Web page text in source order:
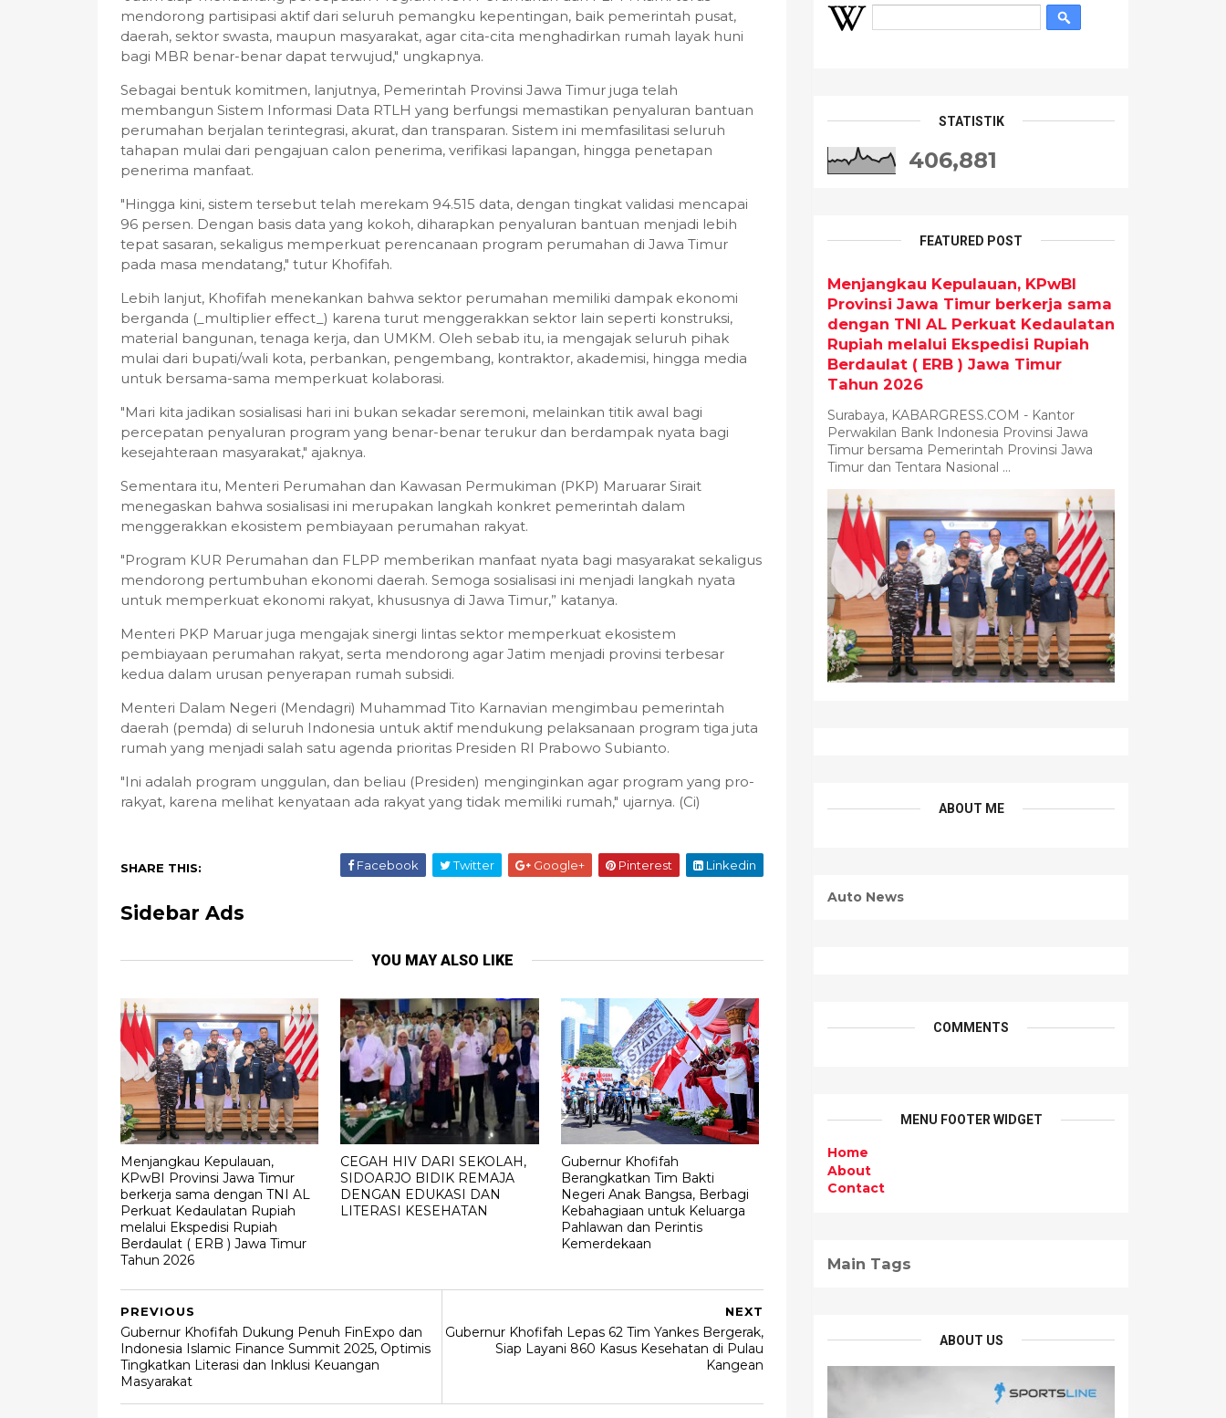
mendorong partisipasi aktif dari seluruh pemangku kepentingan, baik pemerintah pusat,
daerah, sektor swasta, maupun masyarakat, agar cita-cita menghadirkan rumah layak huni
bagi MBR benar-benar dapat terwujud," ungkapnya.
Sebagai bentuk komitmen, lanjutnya, Pemerintah Provinsi Jawa Timur juga telah
membangun Sistem Informasi Data RTLH yang berfungsi memastikan penyaluran bantuan
perumahan berjalan terintegrasi, akurat, dan transparan. Sistem ini memfasilitasi seluruh
tahapan mulai dari pengajuan calon penerima, verifikasi lapangan, hingga penetapan
penerima manfaat.
"Hingga kini, sistem tersebut telah merekam 94.515 data, dengan tingkat validasi mencapai
96 persen. Dengan basis data yang kokoh, diharapkan penyaluran bantuan menjadi lebih
tepat sasaran, sekaligus memperkuat perencanaan program perumahan di Jawa Timur
pada masa mendatang," tutur Khofifah.
Lebih lanjut, Khofifah menekankan bahwa sektor perumahan memiliki dampak ekonomi
berganda (_multiplier effect_) karena turut menggerakkan sektor lain seperti konstruksi,
material bangunan, tenaga kerja, dan UMKM. Oleh sebab itu, ia mengajak seluruh pihak
mulai dari bupati/wali kota, perbankan, pengembang, kontraktor, akademisi, hingga media
untuk bersama-sama memperkuat kolaborasi.
"Mari kita jadikan sosialisasi hari ini bukan sekadar seremoni, melainkan titik awal bagi
percepatan penyaluran program yang benar-benar terukur dan berdampak nyata bagi
kesejahteraan masyarakat," ajaknya.
Sementara itu, Menteri Perumahan dan Kawasan Permukiman (PKP) Maruarar Sirait
menegaskan bahwa sosialisasi ini merupakan langkah konkret pemerintah dalam
menggerakkan ekosistem pembiayaan perumahan rakyat.
"Program KUR Perumahan dan FLPP memberikan manfaat nyata bagi masyarakat sekaligus
mendorong pertumbuhan ekonomi daerah. Semoga sosialisasi ini menjadi langkah nyata
untuk memperkuat ekonomi rakyat, khususnya di Jawa Timur,” katanya.
Menteri PKP Maruar juga mengajak sinergi lintas sektor memperkuat ekosistem
pembiayaan perumahan rakyat, serta mendorong agar Jatim menjadi provinsi terbesar
kedua dalam urusan penyerapan rumah subsidi.
Menteri Dalam Negeri (Mendagri) Muhammad Tito Karnavian mengimbau pemerintah
daerah (pemda) di seluruh Indonesia untuk aktif mendukung pelaksanaan program tiga juta
rumah yang menjadi salah satu agenda prioritas Presiden RI Prabowo Subianto.
"Ini adalah program unggulan, dan beliau (Presiden) menginginkan agar program yang pro-
rakyat, karena melihat kenyataan ada rakyat yang tidak memiliki rumah," ujarnya. (Ci)
SHARE THIS: Facebook Twitter Google+ Pinterest Linkedin
Sidebar Ads
YOU MAY ALSO LIKE
Menjangkau Kepulauan,
KPwBI Provinsi Jawa Timur
berkerja sama dengan TNI AL
Perkuat Kedaulatan Rupiah
melalui Ekspedisi Rupiah
Berdaulat ( ERB ) Jawa Timur
Tahun 2026
CEGAH HIV DARI SEKOLAH,
SIDOARJO BIDIK REMAJA
DENGAN EDUKASI DAN
LITERASI KESEHATAN
Gubernur Khofifah
Berangkatkan Tim Bakti
Negeri Anak Bangsa, Berbagi
Kebahagiaan untuk Keluarga
Pahlawan dan Perintis
Kemerdekaan
NEXT
Gubernur Khofifah Lepas 62 Tim Yankes Bergerak,
Siap Layani 860 Kasus Kesehatan di Pulau
Kangean
PREVIOUS
Gubernur Khofifah Dukung Penuh FinExpo dan
Indonesia Islamic Finance Summit 2025, Optimis
Tingkatkan Literasi dan Inklusi Keuangan
Masyarakat
STATISTIK
406,881
FEATURED POST
Menjangkau Kepulauan, KPwBI
Provinsi Jawa Timur berkerja sama
dengan TNI AL Perkuat Kedaulatan
Rupiah melalui Ekspedisi Rupiah
Berdaulat ( ERB ) Jawa Timur
Tahun 2026
Surabaya, KABARGRESS.COM - Kantor
Perwakilan Bank Indonesia Provinsi Jawa
Timur bersama Pemerintah Provinsi Jawa
Timur dan Tentara Nasional ...
ABOUT ME
Auto News
COMMENTS
MENU FOOTER WIDGET
Home
About
Contact
Main Tags
ABOUT US